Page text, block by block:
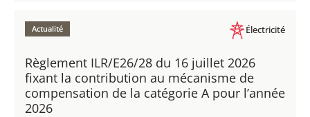
Actualité Électricité
Règlement ILR/E26/28 du 16 juillet 2026
fixant la contribution au mécanisme de
compensation de la catégorie A pour l’année
2026